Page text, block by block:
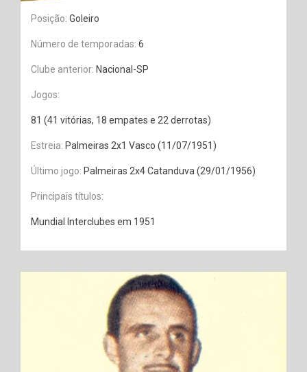
Posição: Goleiro
Número de temporadas: 6
Clube anterior: Nacional-SP
Jogos:
81 (41 vitórias, 18 empates e 22 derrotas)
Estreia: Palmeiras 2x1 Vasco (11/07/1951)
Último jogo: Palmeiras 2x4 Catanduva (29/01/1956)
Principais títulos:
Mundial Interclubes em 1951